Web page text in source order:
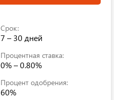
Срок:
7 – 30 дней
Процентная ставка:
0% – 0.80%
Процент одобрения:
60%